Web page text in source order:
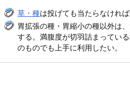
草・種は投げても当たらなければ
胃拡張の種・胃縮小の種以外は
する。満腹度が切羽詰まってい
のものでも上手に利用したい。